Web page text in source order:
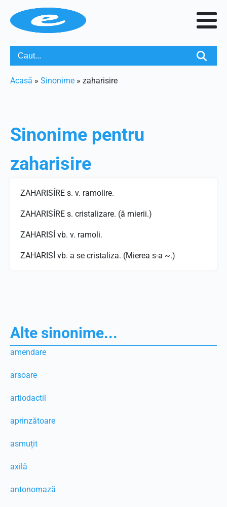
Acasã » Sinonime » zaharisire
Sinonime pentru
zaharisire
ZAHARISÍRE s. v. ramolire.
ZAHARISÍRE s. cristalizare. (ă mierii.)
ZAHARISÍ vb. v. ramoli.
ZAHARISÍ vb. a se cristaliza. (Mierea s-a ~.)
Alte sinonime...
amendare
arsoare
artiodactil
aprinzătoare
asmuțit
axilă
antonomază